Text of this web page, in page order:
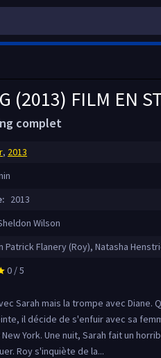
(2013) FILM EN
complet
, 2013
2013
Wilson
Patrick Flanery (Roy), Natasha
0 / 5
Sarah mais la trompe avec Diane.
il décide de s'enfuir avec sa
York. Une nuit, Sarah fait un
Roy s'inquiète de la...